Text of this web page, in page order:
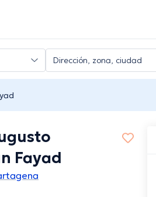
Fayad